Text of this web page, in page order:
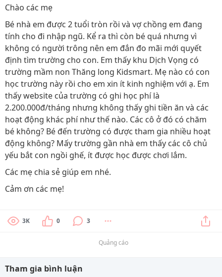
Chào các mẹ
Bé nhà em được 2 tuổi tròn rồi và vợ chồng em đang
tính cho đi nhập ngũ. Kể ra thì còn bé quá nhưng vì
không có người trông nên em đắn đo mãi mới quyết
định tìm trường cho con. Em thấy khu Dịch Vọng có
trường mầm non Thăng long Kidsmart. Mẹ nào có con
học trường này rồi cho em xin ít kinh nghiệm với ạ. Em
thấy website của trường có ghi học phí là
2.200.000đ/tháng nhưng không thấy ghi tiền ăn và các
hoạt động khác phí như thế nào. Các cô ở đó có chăm
bé không? Bé đến trường có được tham gia nhiều hoạt
động không? Mấy trường gần nhà em thấy các cô chủ
yếu bắt con ngồi ghế, ít được học được chơi lắm.
Các mẹ chia sẻ giúp em nhé.
Cảm ơn các mẹ!
3K 0 3
Quảng cáo
Tham gia bình luận